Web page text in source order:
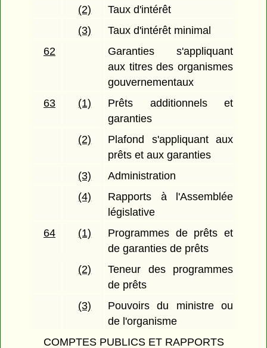
(2)
Taux d'intérêt
(3)
Taux d'intérêt minimal
62
Garanties s'appliquant
aux titres des organismes
gouvernementaux
63
(1)
Prêts additionnels et
garanties
(2)
Plafond s'appliquant aux
prêts et aux garanties
(3)
Administration
(4)
Rapports à l'Assemblée
législative
64
(1)
Programmes de prêts et
de garanties de prêts
(2)
Teneur des programmes
de prêts
(3)
Pouvoirs du ministre ou
de l'organisme
COMPTES PUBLICS ET RAPPORTS